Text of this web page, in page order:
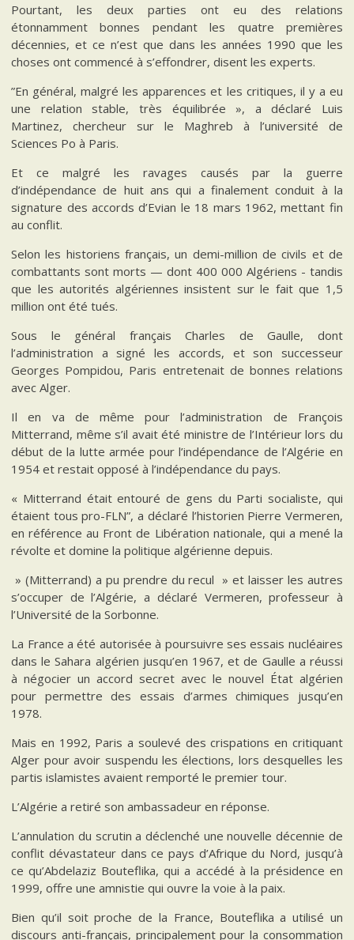
Pourtant, les deux parties ont eu des relations
étonnamment bonnes pendant les quatre premières
décennies, et ce n’est que dans les années 1990 que les
choses ont commencé à s’effondrer, disent les experts.
”En général, malgré les apparences et les critiques, il y a eu
une relation stable, très équilibrée », a déclaré Luis
Martinez, chercheur sur le Maghreb à l’université de
Sciences Po à Paris.
Et ce malgré les ravages causés par la guerre
d’indépendance de huit ans qui a finalement conduit à la
signature des accords d’Evian le 18 mars 1962, mettant fin
au conflit.
Selon les historiens français, un demi-million de civils et de
combattants sont morts — dont 400 000 Algériens - tandis
que les autorités algériennes insistent sur le fait que 1,5
million ont été tués.
Sous le général français Charles de Gaulle, dont
l’administration a signé les accords, et son successeur
Georges Pompidou, Paris entretenait de bonnes relations
avec Alger.
Il en va de même pour l’administration de François
Mitterrand, même s’il avait été ministre de l’Intérieur lors du
début de la lutte armée pour l’indépendance de l’Algérie en
1954 et restait opposé à l’indépendance du pays.
« Mitterrand était entouré de gens du Parti socialiste, qui
étaient tous pro-FLN”, a déclaré l’historien Pierre Vermeren,
en référence au Front de Libération nationale, qui a mené la
révolte et domine la politique algérienne depuis.
» (Mitterrand) a pu prendre du recul » et laisser les autres
s’occuper de l’Algérie, a déclaré Vermeren, professeur à
l’Université de la Sorbonne.
La France a été autorisée à poursuivre ses essais nucléaires
dans le Sahara algérien jusqu’en 1967, et de Gaulle a réussi
à négocier un accord secret avec le nouvel État algérien
pour permettre des essais d’armes chimiques jusqu’en
1978.
Mais en 1992, Paris a soulevé des crispations en critiquant
Alger pour avoir suspendu les élections, lors desquelles les
partis islamistes avaient remporté le premier tour.
L’Algérie a retiré son ambassadeur en réponse.
L’annulation du scrutin a déclenché une nouvelle décennie de
conflit dévastateur dans ce pays d’Afrique du Nord, jusqu’à
ce qu’Abdelaziz Bouteflika, qui a accédé à la présidence en
1999, offre une amnistie qui ouvre la voie à la paix.
Bien qu’il soit proche de la France, Bouteflika a utilisé un
discours anti-français, principalement pour la consommation